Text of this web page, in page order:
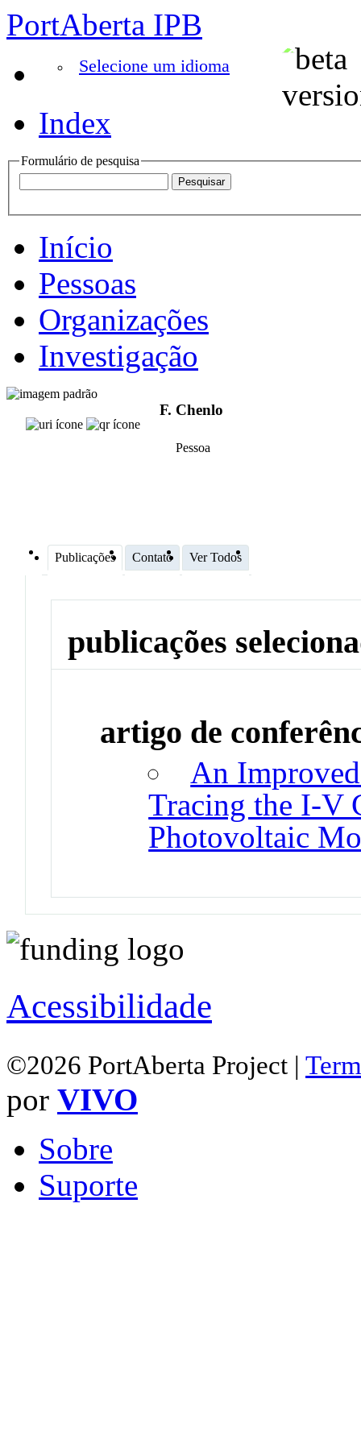
PortAberta IPB
Selecione um idioma
Index
Formulário de pesquisa
Início
Pessoas
Organizações
Investigação
F. Chenlo
Pessoa
Publicações Contato Ver Todos
publicações
artigo de
An
Tracing the I-V
Photovoltaic
Acessibilidade
©2026 PortAberta Project |
por VIVO
Sobre
Suporte